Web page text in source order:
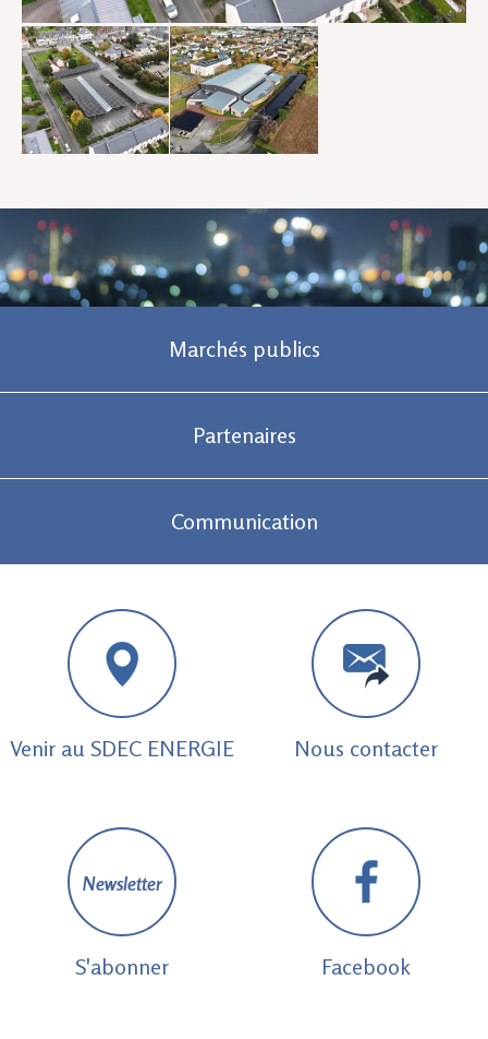
Marchés publics
Partenaires
Communication
Venir au SDEC ENERGIE Nous contacter
Newsletter
S'abonner Facebook